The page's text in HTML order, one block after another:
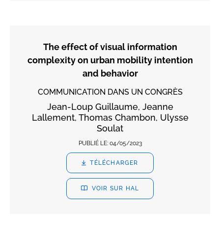
The effect of visual information
complexity on urban mobility intention
and behavior
COMMUNICATION DANS UN CONGRÈS
Jean-Loup Guillaume, Jeanne
Lallement, Thomas Chambon, Ulysse
Soulat
PUBLIÉ LE: 04/05/2023
TÉLÉCHARGER
VOIR SUR HAL